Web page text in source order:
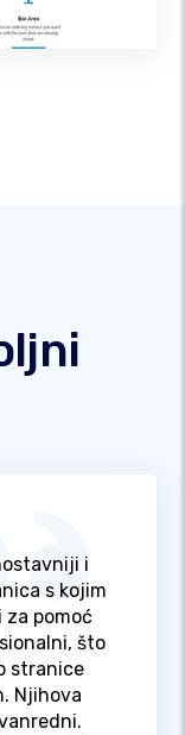
i
s kojim
za pomoć
što
stranice
Njihova